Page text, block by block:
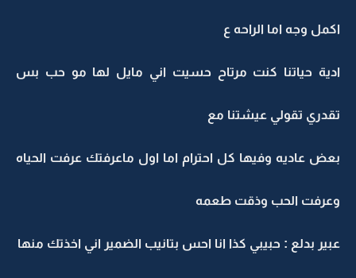
اكمل وجه اما الراحه ع
ادية حياتنا كنت مرتاح حسيت اني مايل لها مو حب بس
تقدري تقولي عيشتنا مع
بعض عاديه وفيها كل احترام اما اول ماعرفتك عرفت الحياه
وعرفت الحب وذقت طعمه
عبير بدلع : حبيبي كذا انا احس بتانيب الضمير اني اخذتك منها